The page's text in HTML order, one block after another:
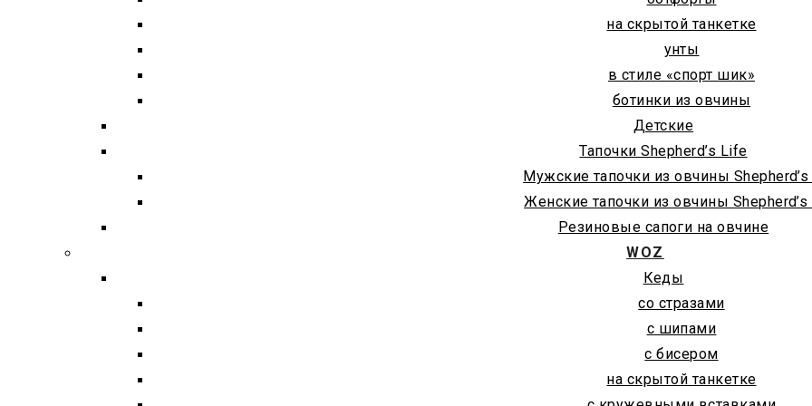
на скрытой танкетке
унты
в стиле «спорт шик»
ботинки из овчины
Детские
Тапочки Shepherd’s Life
Мужские тапочки из овчины
Женские тапочки из овчины
Резиновые сапоги на овчине
WOZ
Кеды
со стразами
с шипами
с бисером
на скрытой танкетке